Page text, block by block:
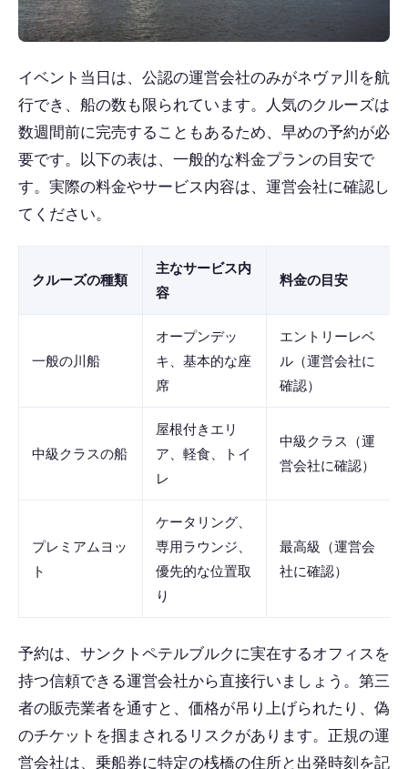
イベント当日は、公認の運営会社のみがネヴァ川を航
行でき、船の数も限られています。人気のクルーズは
数週間前に完売することもあるため、早めの予約が必
要です。以下の表は、一般的な料金プランの目安で
す。実際の料金やサービス内容は、運営会社に確認し
てください。
クルーズの種類
主なサービス内
容
料金の目安
一般の川船
オープンデッ
キ、基本的な座
席
エントリーレベ
ル（運営会社に
確認）
中級クラスの船
屋根付きエリ
ア、軽食、トイ
レ
中級クラス（運
営会社に確認）
プレミアムヨッ
ト
ケータリング、
専用ラウンジ、
優先的な位置取
り
最高級（運営会
社に確認）
予約は、サンクトペテルブルクに実在するオフィスを
持つ信頼できる運営会社から直接行いましょう。第三
者の販売業者を通すと、価格が吊り上げられたり、偽
のチケットを掴まされるリスクがあります。正規の運
営会社は、乗船券に特定の桟橋の住所と出発時刻を記